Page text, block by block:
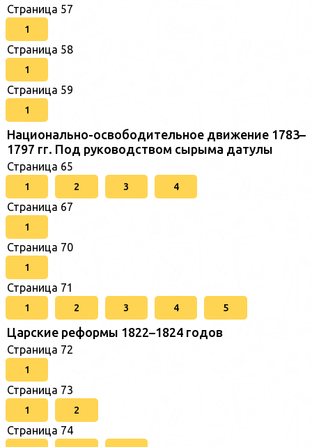
Страница 57
1
Страница 58
1
Страница 59
1
Национально-освободительное движение 1783–
1797 гг. Под руководством сырыма датулы
Страница 65
1 2 3 4
Страница 67
1
Страница 70
1
Страница 71
1 2 3 4 5
Царские реформы 1822–1824 годов
Страница 72
1
Страница 73
1 2
Страница 74